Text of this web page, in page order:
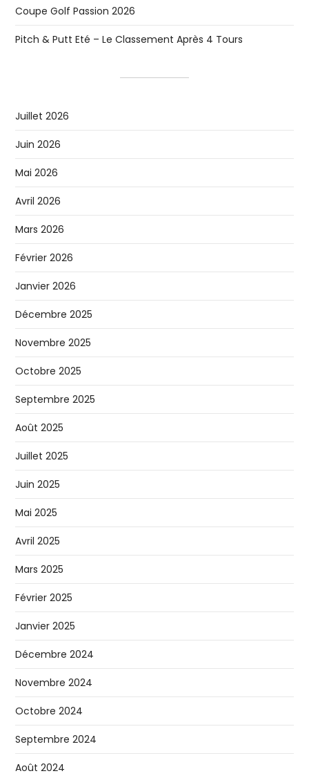
Coupe Golf Passion 2026
Pitch & Putt Eté – Le Classement Après 4 Tours
Juillet 2026
Juin 2026
Mai 2026
Avril 2026
Mars 2026
Février 2026
Janvier 2026
Décembre 2025
Novembre 2025
Octobre 2025
Septembre 2025
Août 2025
Juillet 2025
Juin 2025
Mai 2025
Avril 2025
Mars 2025
Février 2025
Janvier 2025
Décembre 2024
Novembre 2024
Octobre 2024
Septembre 2024
Août 2024